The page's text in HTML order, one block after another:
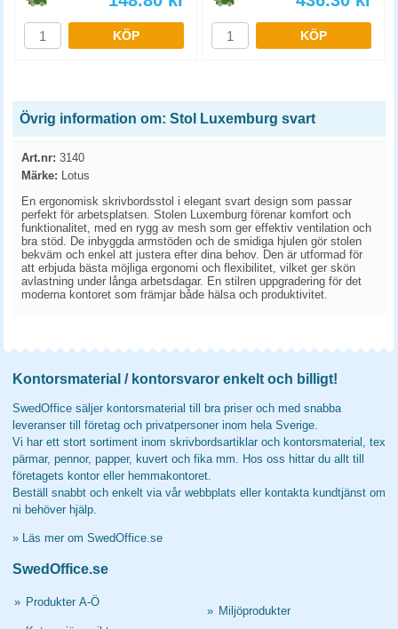
KÖP KÖP
Övrig information om: Stol Luxemburg svart
Art.nr: 3140
Märke: Lotus
En ergonomisk skrivbordsstol i elegant svart design som passar
perfekt för arbetsplatsen. Stolen Luxemburg förenar komfort och
funktionalitet, med en rygg av mesh som ger effektiv ventilation och
bra stöd. De inbyggda armstöden och de smidiga hjulen gör stolen
bekväm och enkel att justera efter dina behov. Den är utformad för
att erbjuda bästa möjliga ergonomi och flexibilitet, vilket ger skön
avlastning under långa arbetsdagar. En stilren uppgradering för det
moderna kontoret som främjar både hälsa och produktivitet.
Kontorsmaterial / kontorsvaror enkelt och billigt!
SwedOffice säljer kontorsmaterial till bra priser och med snabba
leveranser till företag och privatpersoner inom hela Sverige.
Vi har ett stort sortiment inom skrivbordsartiklar och kontorsmaterial, tex
pärmar, pennor, papper, kuvert och fika mm. Hos oss hittar du allt till
företagets kontor eller hemmakontoret.
Beställ snabbt och enkelt via vår webbplats eller kontakta kundtjänst om
ni behöver hjälp.
» Läs mer om SwedOffice.se
SwedOffice.se
» Produkter A-Ö
» Miljöprodukter